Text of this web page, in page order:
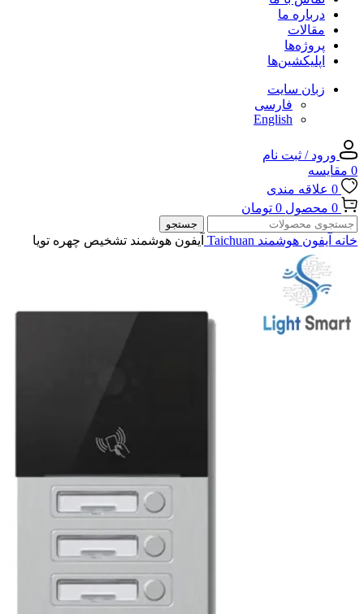
درباره ما
مقالات
پروژه‌ها
اپلیکشین‌ها
زبان سایت
فارسی
English
ورود / ثبت نام
0 مقایسه
0 علاقه مندی
0 محصول 0 تومان
جستجو
خانه آیفون هوشمند Taichuan آیفون هوشمند تشخیص چهره تویا